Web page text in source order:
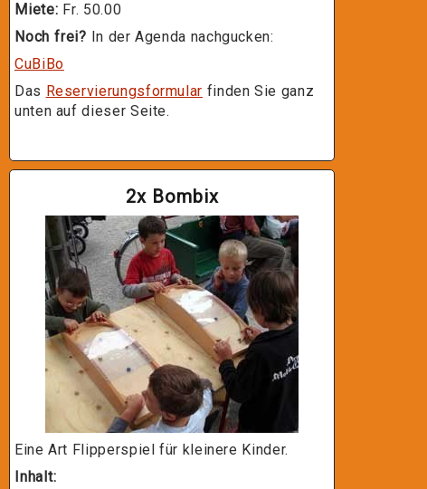
Miete: Fr. 50.00
Noch frei? In der Agenda nachgucken:
CuBiBo
Das Reservierungsformular finden Sie ganz
unten auf dieser Seite.
2x Bombix
Eine Art Flipperspiel für kleinere Kinder.
Inhalt: